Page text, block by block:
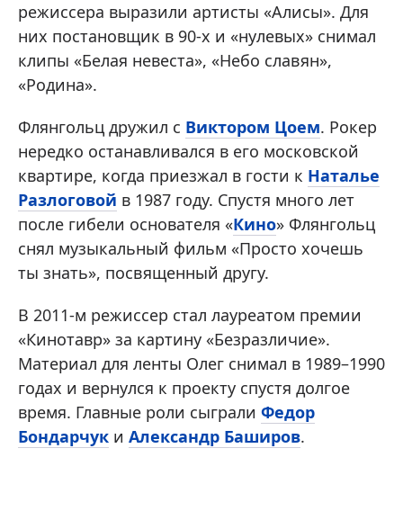
режиссера выразили артисты «Алисы». Для
них постановщик в 90-х и «нулевых» снимал
клипы «Белая невеста», «Небо славян»,
«Родина».
Флянгольц дружил с Виктором Цоем. Рокер
нередко останавливался в его московской
квартире, когда приезжал в гости к Наталье
Разлоговой в 1987 году. Спустя много лет
после гибели основателя «Кино» Флянгольц
снял музыкальный фильм «Просто хочешь
ты знать», посвященный другу.
В 2011-м режиссер стал лауреатом премии
«Кинотавр» за картину «Безразличие».
Материал для ленты Олег снимал в 1989–1990
годах и вернулся к проекту спустя долгое
время. Главные роли сыграли Федор
Бондарчук и Александр Баширов.